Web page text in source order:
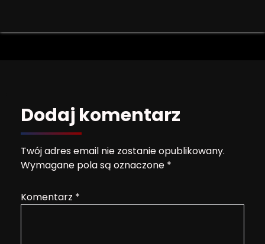
Dodaj komentarz
Twój adres email nie zostanie opublikowany.
Wymagane pola są oznaczone *
Komentarz *